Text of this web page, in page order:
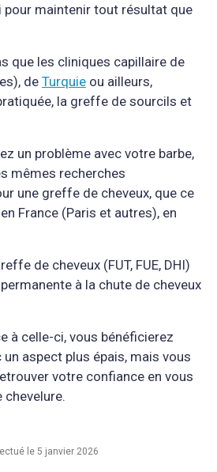
pour maintenir tout résultat que
que les cliniques capillaire de
de Turquie ou ailleurs,
la greffe de sourcils et
un problème avec votre barbe,
mêmes recherches
une greffe de cheveux, que ce
France (Paris et autres), en
de cheveux (FUT, FUE, DHI)
à la chute de cheveux
à celle-ci, vous bénéficierez
un aspect plus épais, mais vous
votre confiance en vous
chevelure.
le 5 janvier 2026